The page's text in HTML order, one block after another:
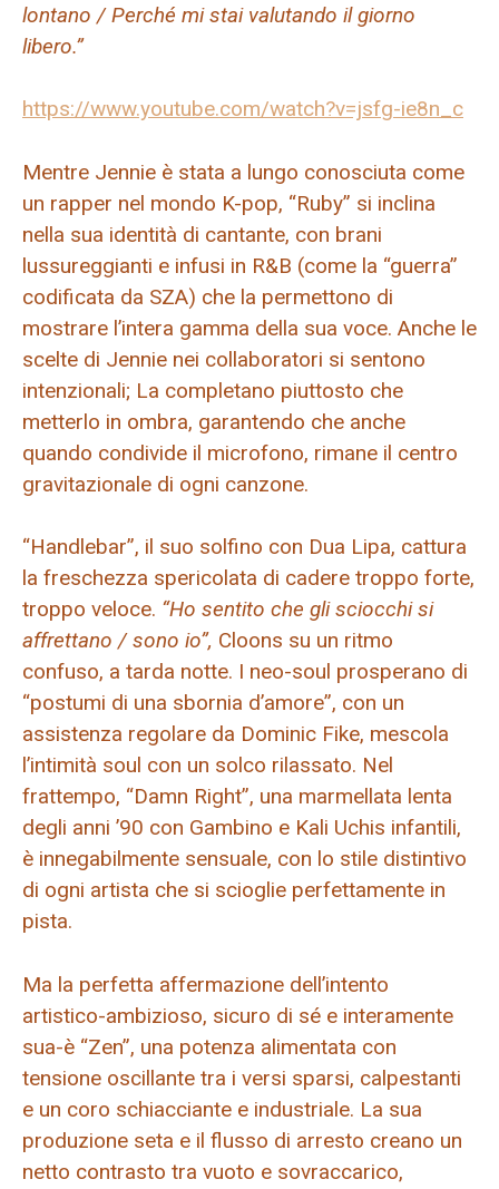
lontano / Perché mi stai valutando il giorno
libero.”
https://www.youtube.com/watch?v=jsfg-ie8n_c
Mentre Jennie è stata a lungo conosciuta come
un rapper nel mondo K-pop, “Ruby” si inclina
nella sua identità di cantante, con brani
lussureggianti e infusi in R&B (come la “guerra”
codificata da SZA) che la permettono di
mostrare l’intera gamma della sua voce. Anche le
scelte di Jennie nei collaboratori si sentono
intenzionali; La completano piuttosto che
metterlo in ombra, garantendo che anche
quando condivide il microfono, rimane il centro
gravitazionale di ogni canzone.
“Handlebar”, il suo solfino con Dua Lipa, cattura
la freschezza spericolata di cadere troppo forte,
troppo veloce. “Ho sentito che gli sciocchi si
affrettano / sono io”, Cloons su un ritmo
confuso, a tarda notte. I neo-soul prosperano di
“postumi di una sbornia d’amore”, con un
assistenza regolare da Dominic Fike, mescola
l’intimità soul con un solco rilassato. Nel
frattempo, “Damn Right”, una marmellata lenta
degli anni ’90 con Gambino e Kali Uchis infantili,
è innegabilmente sensuale, con lo stile distintivo
di ogni artista che si scioglie perfettamente in
pista.
Ma la perfetta affermazione dell’intento
artistico-ambizioso, sicuro di sé e interamente
sua-è “Zen”, una potenza alimentata con
tensione oscillante tra i versi sparsi, calpestanti
e un coro schiacciante e industriale. La sua
produzione seta e il flusso di arresto creano un
netto contrasto tra vuoto e sovraccarico,